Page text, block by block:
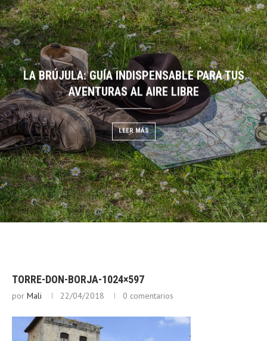
GUÍA DE BUSHCRAFT
MÁS
LA BRÚJULA: GUÍA INDISPENSABLE PARA TUS
AVENTURAS AL AIRE LIBRE
LEER MÁS
DESCIFRANDO EL
NUBES PARA
TORRE-DON-BORJA-1024×597
por Mali 22/04/2018 0 comentarios